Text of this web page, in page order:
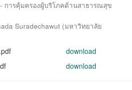
การคุ้มครองผู้บริโภคด้านสาธารณสุข
Suradechawut (มหาวิทยาลัย
download
download